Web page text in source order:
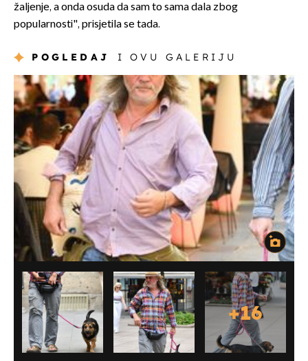
žaljenje, a onda osuda da sam to sama dala zbog
popularnosti", prisjetila se tada.
POGLEDAJ I OVU GALERIJU
+16